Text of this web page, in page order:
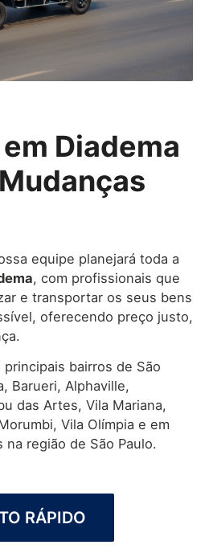
Diadema
equipe planejará toda a
, com profissionais que
e transportar os seus bens
oferecendo preço justo,
bairros de São
Barueri, Alphaville,
das Artes, Vila Mariana,
Vila Olímpia e em
região de São Paulo.
RÁPIDO